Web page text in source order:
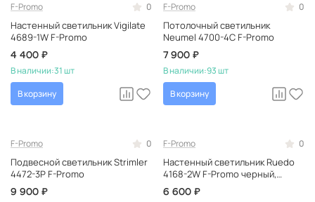
F-Promo 0
Настенный светильник Vigilate
4689-1W F-Promo
4 400 ₽
В наличии:31 шт
В корзину
F-Promo 0
Потолочный светильник
Neumel 4700-4C F-Promo
7 900 ₽
В наличии:93 шт
В корзину
F-Promo 0
Подвесной светильник Strimler
4472-3P F-Promo
9 900 ₽
F-Promo 0
Настенный светильник Ruedo
4168-2W F-Promo черный,
светодиодный, в современном
стиле
6 600 ₽